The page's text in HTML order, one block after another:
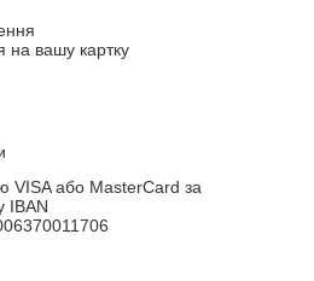
на вашу картку
VISA або MasterCard за
IBAN